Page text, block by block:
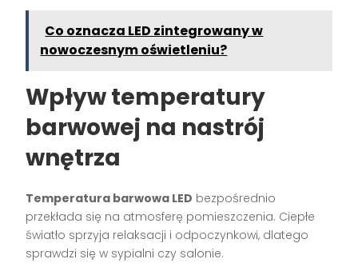
Co oznacza LED zintegrowany w
nowoczesnym oświetleniu?
Wpływ temperatury
barwowej na nastrój
wnętrza
Temperatura barwowa LED bezpośrednio
przekłada się na atmosferę pomieszczenia. Ciepłe
światło sprzyja relaksacji i odpoczynkowi, dlatego
sprawdzi się w sypialni czy salonie.